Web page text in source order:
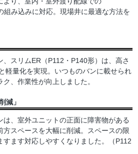
組み込みに対応。現場井に最適な方法を
スリムER（P112・P140形）は、高さ
軽量化を実現。いつものバンに載せられ
、作業性が向上しました。
減」
は、室外ユニットの正面に障害物がある
方スペースを大幅に削減。スペースの限
すます対応しやすくなりました。（P112